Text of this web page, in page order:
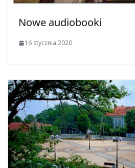
Nowe audiobooki
16 stycznia 2020